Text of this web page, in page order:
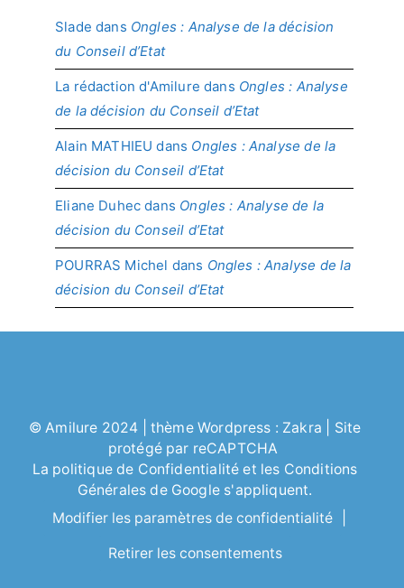
Slade dans Ongles : Analyse de la décision
du Conseil d’Etat
La rédaction d'Amilure dans Ongles : Analyse
de la décision du Conseil d’Etat
Alain MATHIEU dans Ongles : Analyse de la
décision du Conseil d’Etat
Eliane Duhec dans Ongles : Analyse de la
décision du Conseil d’Etat
POURRAS Michel dans Ongles : Analyse de la
décision du Conseil d’Etat
©Amilure 2024 | thème Wordpress : Zakra | Site
protégé par reCAPTCHA
La politique de Confidentialité et les Conditions
Générales de Google s'appliquent.
Modifier les paramètres de confidentialité
Retirer les consentements